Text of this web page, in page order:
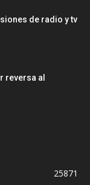
de radio y tv
reversa al
25871